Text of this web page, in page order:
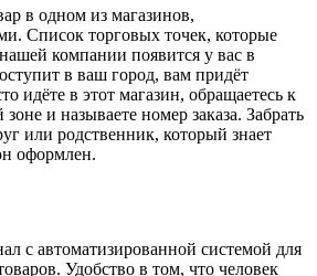
в одном из магазинов,
Список торговых точек, которые
компании появится у вас в
в ваш город, вам придёт
идёте в этот магазин, обращаетесь к
и называете номер заказа. Забрать
или родственник, который знает
оформлен.
с автоматизированной системой для
Удобство в том, что человек